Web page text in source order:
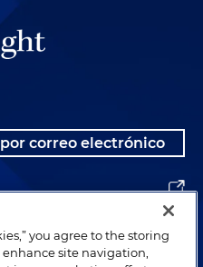
correo electrónico
you agree to the storing
site navigation,